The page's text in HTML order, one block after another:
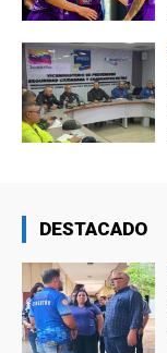
DESTACADO